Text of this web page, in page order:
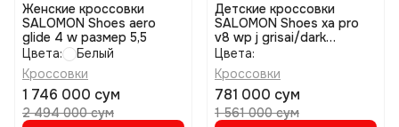
Женские кроссовки
SALOMON Shoes aero
glide 4 w размер 5,5
Цвета:
Белый
Кроссовки
1 746 000 сум
2 494 000 сум
Детские кроссовки
SALOMON Shoes xa pro
v8 wp j grisai/dark
b/turme размер 30
Цвета:
Кроссовки
781 000 сум
1 561 000 сум